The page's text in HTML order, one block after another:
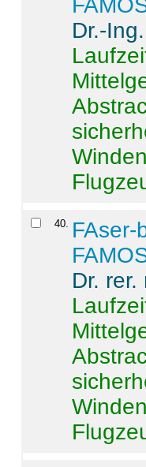
Dr.-
40. FAser-
Dr.